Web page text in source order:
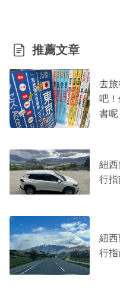
推薦文章
去
吧
書
紐
行指
紐
行指